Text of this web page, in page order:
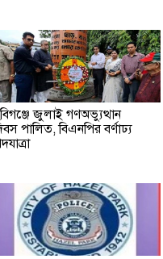
জুলাই গণঅভ্যুত্থান
পালিত, বিএনপির বর্ণাঢ্য